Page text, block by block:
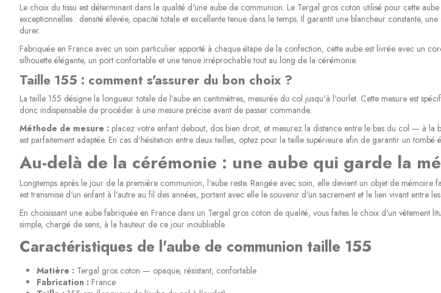
Le choix du tissu est déterminant dans la qualité d'une aube de communion. Le Tergal gros coton utilisé pour cette
exceptionnelles : densité élevée, opacité totale et excellente tenue dans le temps. Il garantit une blancheur constante,
durer.
Fabriquée en France avec un soin particulier apporté à chaque étape de la confection, cette aube est livrée avec un
silhouette élégante, un port confortable et une tenue irréprochable tout au long de la cérémonie.
Taille 155 : comment s'assurer du bon choix ?
La taille 155 désigne la longueur totale de l'aube en centimètres, mesurée du col jusqu'à l'ourlet. Cette mesure est
donc indispensable de procéder à une mesure précise avant de passer commande.
Méthode de mesure : placez votre enfant debout, dos bien droit, et mesurez la distance entre le bas du col — à
est parfaitement adaptée. En cas d'hésitation entre deux tailles, optez pour la taille supérieure afin de garantir un
Au-delà de la cérémonie : une aube qui garde la
Longtemps après le jour de la première communion, l'aube reste. Rangée avec soin, elle devient un objet de
est transmise d'un enfant à l'autre au fil des années, portant avec elle le souvenir d'un sacrement et le lien vivant entre
En choisissant une aube fabriquée en France dans un Tergal gros coton de qualité, vous faites le choix d'un vêtement
simple, chargé de sens, à la hauteur de ce jour inoubliable.
Caractéristiques de l'aube de communion taille 155
Matière : Tergal gros coton — opaque, résistant, confortable
Fabrication : France